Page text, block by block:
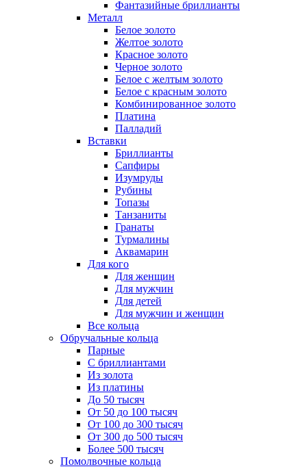
Фантазийные бриллианты
Металл
Белое золото
Желтое золото
Красное золото
Черное золото
Белое с желтым золото
Белое с красным золото
Комбинированное золото
Платина
Палладий
Вставки
Бриллианты
Сапфиры
Изумруды
Рубины
Топазы
Танзаниты
Гранаты
Турмалины
Аквамарин
Для кого
Для женщин
Для мужчин
Для детей
Для мужчин и женщин
Все кольца
Обручальные кольца
Парные
С бриллиантами
Из золота
Из платины
До 50 тысяч
От 50 до 100 тысяч
От 100 до 300 тысяч
От 300 до 500 тысяч
Более 500 тысяч
Помолвочные кольца